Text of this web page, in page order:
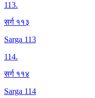
113.
सर्ग ११३
Sarga 113
114.
सर्ग ११४
Sarga 114